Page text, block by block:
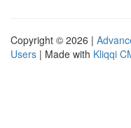
Copyright © 2026 |
Users | Made with Kliqqi